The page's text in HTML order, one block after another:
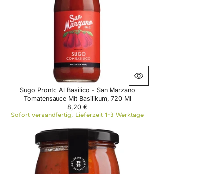
I
C
E
4
,
9
5
€
Sugo Pronto Al Basilico - San Marzano
Tomatensauce Mit Basilikum, 720 Ml
R
E
G
L
A
P
8,20 €
Sofort versandfertig, Lieferzeit 1-3 Werktage